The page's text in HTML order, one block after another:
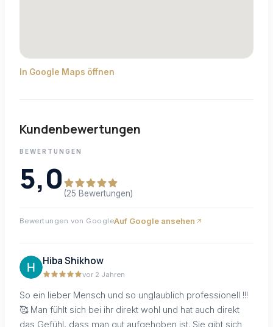
In Google Maps öffnen
Kundenbewertungen
BEWERTUNGEN
5,0 (25 Bewertungen)
Bewertungen von GoogleAuf Google ansehen
Hiba Shikhow
vor 2 Jahren
So ein lieber Mensch und so unglaublich professionell !!!
🥰 Man fühlt sich bei ihr direkt wohl und hat auch direkt
das Gefühl, dass man gut aufgehoben ist. Sie gibt sich